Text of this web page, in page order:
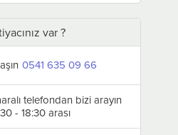
var ?
0541 635 09 66
telefondan bizi arayın
- 18:30 arası